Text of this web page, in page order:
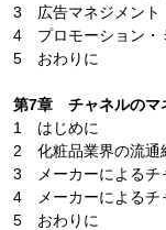
3 広告マネジメント
4 プロモーション・
5 おわりに
第7章 チャネルのマ
1 はじめに
2 化粧品業界の流通
3 メーカーによるチ
4 メーカーによるチ
5 おわりに